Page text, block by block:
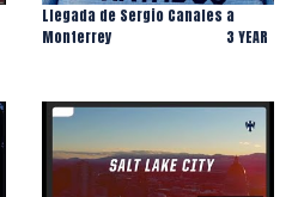
Llegada de Sergio Canales a
Monterrey
3 YEAR